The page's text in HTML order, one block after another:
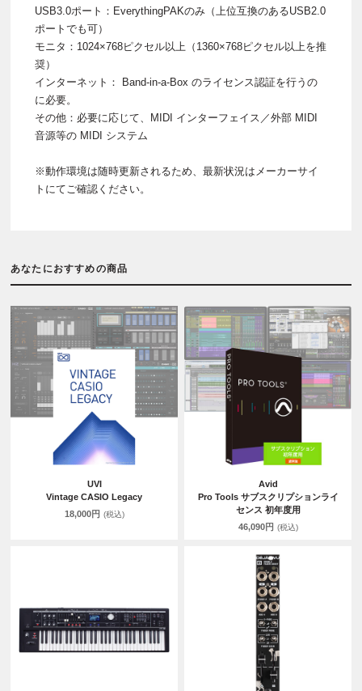
USB3.0ポート：EverythingPAKのみ（上位互換のあるUSB2.0
ポートでも可）
モニタ：1024×768ピクセル以上（1360×768ピクセル以上を推
奨）
インターネット： Band-in-a-Box のライセンス認証を行うの
に必要。
その他：必要に応じて、MIDI インターフェイス／外部 MIDI
音源等の MIDI システム
※動作環境は随時更新されるため、最新状況はメーカーサイ
トにてご確認ください。
あなたにおすすめの商品
UVI
Vintage CASIO Legacy
18,000円 (税込)
Avid
Pro Tools サブスクリプションライ
センス 初年度用
46,090円 (税込)